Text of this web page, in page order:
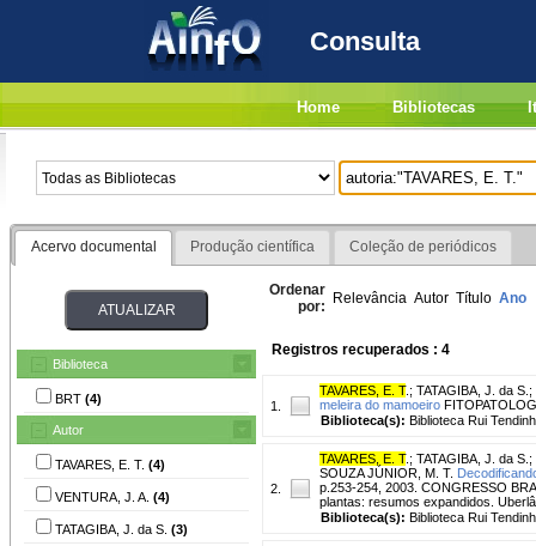
Consulta
Home Bibliotecas
Acervo documental Produção científica Coleção de periódicos
Biblioteca
BRT (4)
Autor
TAVARES, E. T. (4)
VENTURA, J. A. (4)
TATAGIBA, J. da S. (3)
Ordenar
por: Relevância Autor Título Ano
Registros recuperados : 4
1.
TAVARES, E. T. ; TATAGIBA, J. da S. ;
meleira do mamoeiro
Biblioteca(s): Biblioteca Rui
2.
TAVARES, E. T. ; TATAGIBA, J. da S. ;
SOUZA JÚNIOR, M. T.
p.253-254, 2003. CONGRESSO
plantas: resumos expandidos.
Biblioteca(s): Biblioteca Rui